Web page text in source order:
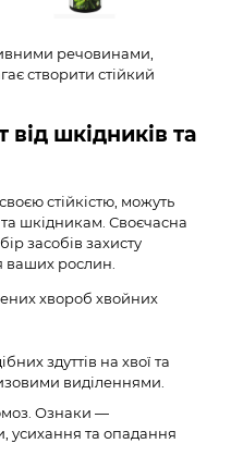
речовинами,
створити стійкий
шкідників та
стійкістю, можуть
шкідникам. Своєчасна
засобів захисту
ваших рослин.
хвороб хвойних
здуттів на хвої та
виділеннями.
Ознаки —
усихання та опадання